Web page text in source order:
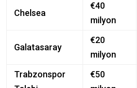
Chelsea
€40
milyon
Galatasaray
€20
milyon
Trabzonspor
€50